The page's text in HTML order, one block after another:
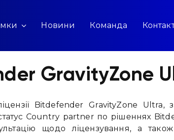
Новини Команда
GravityZone
Bitdefender GravityZone Ultra,
Country partner по рішеннях
щодо ліцензування, а